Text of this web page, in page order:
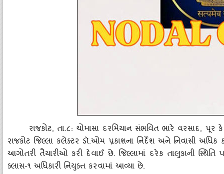
રાજકોટ, તા.૮: ચોમાસા દરમિયાન સંભવિત ભારે વરસાદ,
રાજકોટ જિલ્લા કલેક્‍ટર ડૉ.ઓમ પ્રકાશના નિર્દેશ અને નિવાસી અધિક
આગોતરી તૈયારીઓ કરી દેવાઈ છે. જિલ્લામાં દરેક તાલુકાની
ક્‍લાસ-૧ અધિકારી નિયુક્‍ત કરવામાં આવ્‍યા છે.